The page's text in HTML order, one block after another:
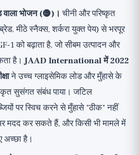
वाला भोजन (🟡)। चीनी और परिष्कृत
मीठे स्नैक्स, शर्करा युक्त पेय) से भरपूर
1 को बढ़ाता है, जो सीबम उत्पादन और
है।JAAD International में 2022
ने उच्च ग्लाइसेमिक लोड और मुँहासे के
सुसंगत संबंध पाया। जटिल
पर स्विच करने से मुँहासे "ठीक" नहीं
मदद कर सकते हैं, और किसी भी मामले में
अच्छा है।